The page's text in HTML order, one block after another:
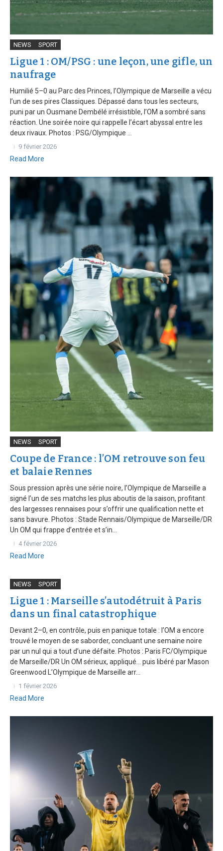
NEWS SPORT
Ligue 1 : OM/PSG : une leçon, une gifle, un
naufrage
Humilié 5–0 au Parc des Princes, l’Olympique de Marseille a vécu
l’un de ses pires Classiques. Dépassé dans tous les secteurs,
puni par un Ousmane Dembélé irrésistible, l’OM a sombré sans
réaction. Une soirée noire qui rappelle l’écart abyssal entre les
deux rivaux. Photos : PSG/Olympique ...
9 février 2026
Read More
NEWS SPORT
Coupe de France : l’OM retrouve son feu
et balaie Rennes
Sous pression après une série noire, l’Olympique de Marseille a
signé l’un de ses matchs les plus aboutis de la saison, profitant
des largesses rennaises pour s’offrir une qualification nette et
sans bavure. Photos : Stade Rennais/Olympique de Marseille/DR
Un OM qui frappe d’entrée et s’in...
4 février 2026
Read More
NEWS SPORT
Ligue 1 : Marseille s’autodétruit à Paris
dans un final catastrophique
Devant 2–0, en contrôle, puis en panique totale : l’OM a encore
trouvé le moyen de se saborder, concluant une semaine noire
par un nul qui a tout d’une défaite. Photos : Paris FC/Olympique
de Marseille/DR Un OM sérieux, appliqué… puis libéré par Mason
Greenwood L’Olympique de Marseille arr...
1 février 2026
Read More